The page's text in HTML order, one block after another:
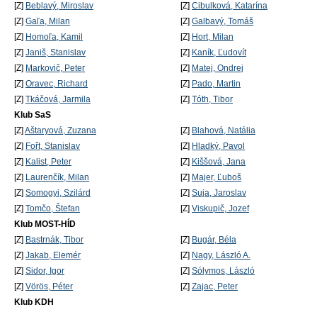
[Z] Beblavý, Miroslav [Z] Cibulková, Katarína
[Z] Gaľa, Milan [Z] Galbavý, Tomáš
[Z] Homoľa, Kamil [Z] Hort, Milan
[Z] Janiš, Stanislav [Z] Kaník, Ľudovít
[Z] Markovič, Peter [Z] Matej, Ondrej
[Z] Oravec, Richard [Z] Pado, Martin
[Z] Tkáčová, Jarmila [Z] Tóth, Tibor
Klub SaS
[Z] Aštaryová, Zuzana [Z] Blahová, Natália
[Z] Fořt, Stanislav [Z] Hladký, Pavol
[Z] Kalist, Peter [Z] Kiššová, Jana
[Z] Laurenčík, Milan [Z] Majer, Ľuboš
[Z] Somogyi, Szilárd [Z] Suja, Jaroslav
[Z] Tomčo, Štefan [Z] Viskupič, Jozef
Klub MOST-HÍD
[Z] Bastrnák, Tibor [Z] Bugár, Béla
[Z] Jakab, Elemér [Z] Nagy, László A.
[Z] Sidor, Igor [Z] Sólymos, László
[Z] Vörös, Péter [Z] Zajac, Peter
Klub KDH